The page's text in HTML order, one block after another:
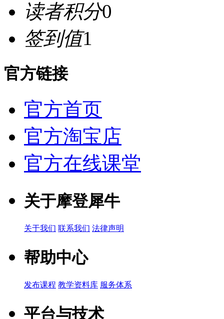
读者积分0
签到值1
官方链接
官方首页
官方淘宝店
官方在线课堂
关于摩登犀牛
关于我们 联系我们 法律声明
帮助中心
发布课程 教学资料库 服务体系
平台与技术